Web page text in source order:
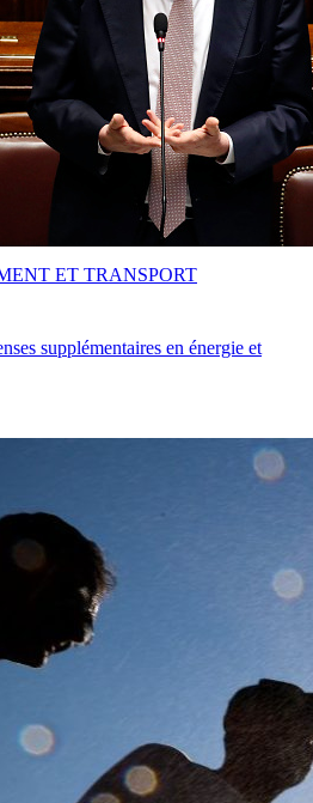
supplémentaires en énergie et
ET TRANSPORT